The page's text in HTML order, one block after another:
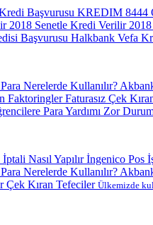
Senetle Kredi Verilir 2018
Halkbank Vefa
Faturasız Çek
Zor
İngenico Pos
Çek Kıran Tefeciler Ülkemizde